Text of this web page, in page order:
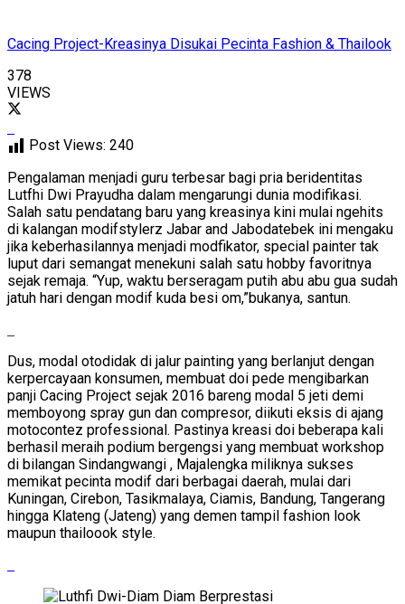
Cacing Project-Kreasinya Disukai Pecinta Fashion & Thailook
378
VIEWS
Post Views: 240
Pengalaman menjadi guru terbesar bagi pria beridentitas
Lutfhi Dwi Prayudha dalam mengarungi dunia modifikasi.
Salah satu pendatang baru yang kreasinya kini mulai ngehits
di kalangan modifstylerz Jabar and Jabodatebek ini mengaku
jika keberhasilannya menjadi modfikator, special painter tak
luput dari semangat menekuni salah satu hobby favoritnya
sejak remaja. “Yup, waktu berseragam putih abu abu gua sudah
jatuh hari dengan modif kuda besi om,”bukanya, santun.
Dus, modal otodidak di jalur painting yang berlanjut dengan
kerpercayaan konsumen, membuat doi pede mengibarkan
panji Cacing Project sejak 2016 bareng modal 5 jeti demi
memboyong spray gun dan compresor, diikuti eksis di ajang
motocontez professional. Pastinya kreasi doi beberapa kali
berhasil meraih podium bergengsi yang membuat workshop
di bilangan Sindangwangi , Majalengka miliknya sukses
memikat pecinta modif dari berbagai daerah, mulai dari
Kuningan, Cirebon, Tasikmalaya, Ciamis, Bandung, Tangerang
hingga Klateng (Jateng) yang demen tampil fashion look
maupun thailoook style.